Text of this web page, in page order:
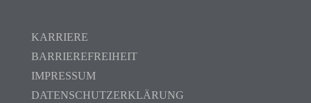
KARRIERE
BARRIEREFREIHEIT
IMPRESSUM
DATENSCHUTZERKLÄRUNG